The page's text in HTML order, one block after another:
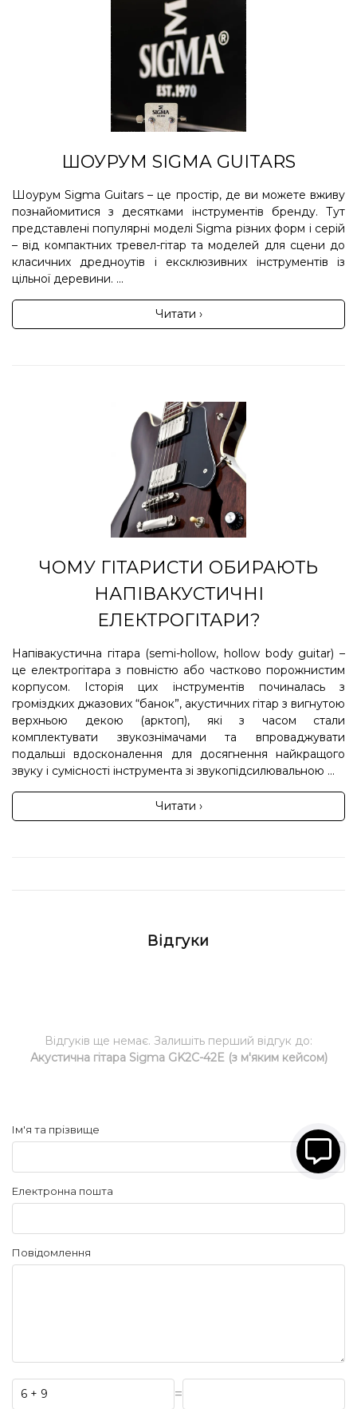
ШОУРУМ SIGMA GUITARS
Шоурум Sigma Guitars – це простір, де ви можете вживу
познайомитися з десятками інструментів бренду. Тут
представлені популярні моделі Sigma різних форм і серій
– від компактних тревел-гітар та моделей для сцени до
класичних дредноутів і ексклюзивних інструментів із
цільної деревини. ...
Читати ›
ЧОМУ ГІТАРИСТИ ОБИРАЮТЬ
НАПІВАКУСТИЧНІ
ЕЛЕКТРОГІТАРИ?
Напівакустична гітара (semi-hollow, hollow body guitar) –
це електрогітара з повністю або частково порожнистим
корпусом. Історія цих інструментів починалась з
громіздких джазових “банок”, акустичних гітар з вигнутою
верхньою декою (арктоп), які з часом стали
комплектувати звукознімачами та впроваджувати
подальші вдосконалення для досягнення найкращого
звуку і сумісності інструмента зі звукопідсилювальною ...
Читати ›
Відгуки
Відгуків ще немає. Залишіть перший відгук до:
Акустична гітара Sigma GK2C-42E (з м'яким кейсом)
Ім'я та прізвище
Електронна пошта
Повідомлення
=